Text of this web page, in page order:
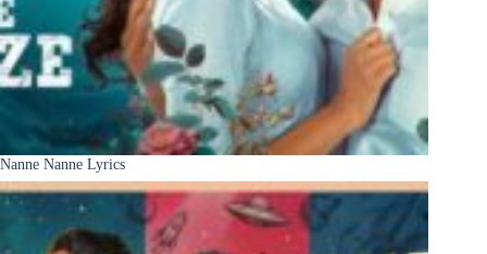
Nanne Nanne Lyrics